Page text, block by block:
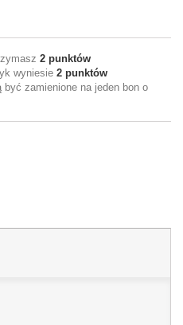
2 punktów
wyniesie 2 punktów
być zamienione na jeden bon o